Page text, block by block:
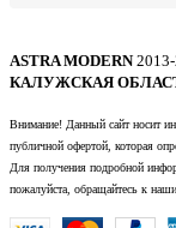
ASTRA MODERN
КАЛУЖСКАЯ
Внимание! Данный сайт носит
публичной офертой, которая
Для получения подробной
пожалуйста, обращайтесь к